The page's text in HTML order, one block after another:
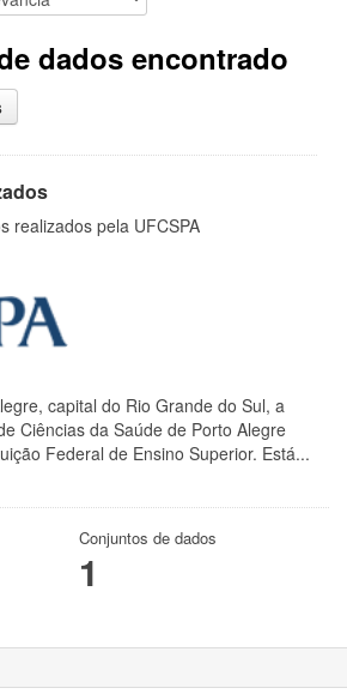
dados encontrado
realizados pela UFCSPA
capital do Rio Grande do Sul, a
Ciências da Saúde de Porto Alegre
Federal de Ensino Superior. Está...
Conjuntos de dados
1